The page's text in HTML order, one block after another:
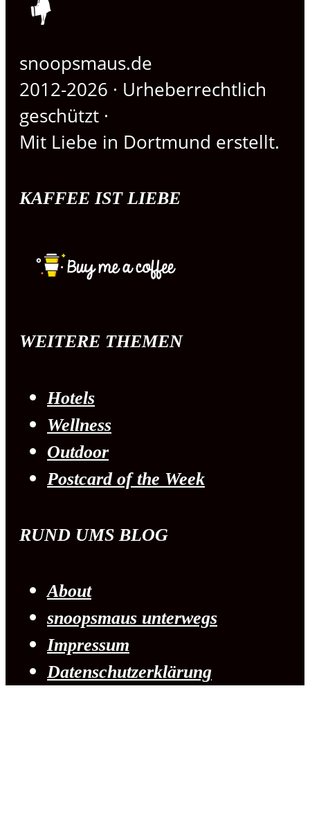
snoopsmaus.de
2012-2026 · Urheberrechtlich
geschützt ·
Mit Liebe in Dortmund erstellt.
KAFFEE IST LIEBE
WEITERE THEMEN
Hotels
Wellness
Outdoor
Postcard of the Week
RUND UMS BLOG
About
snoopsmaus unterwegs
Impressum
Datenschutzerklärung